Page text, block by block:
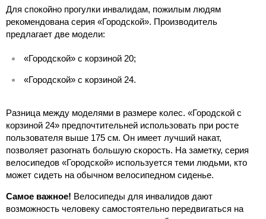
Для спокойно прогулки инвалидам, пожилым людям
рекомендована серия «Городской». Производитель
предлагает две модели:
«Городской» с корзиной 20;
«Городской» с корзиной 24.
Разница между моделями в размере колес. «Городской с
корзиной 24» предпочтительней использовать при росте
пользователя выше 175 см. Он имеет лучший накат,
позволяет разогнать большую скорость. На заметку, серия
велосипедов «Городской» используется теми людьми, кто
может сидеть на обычном велосипедном сиденье.
Самое важное! Велосипеды для инвалидов дают
возможность человеку самостоятельно передвигаться на